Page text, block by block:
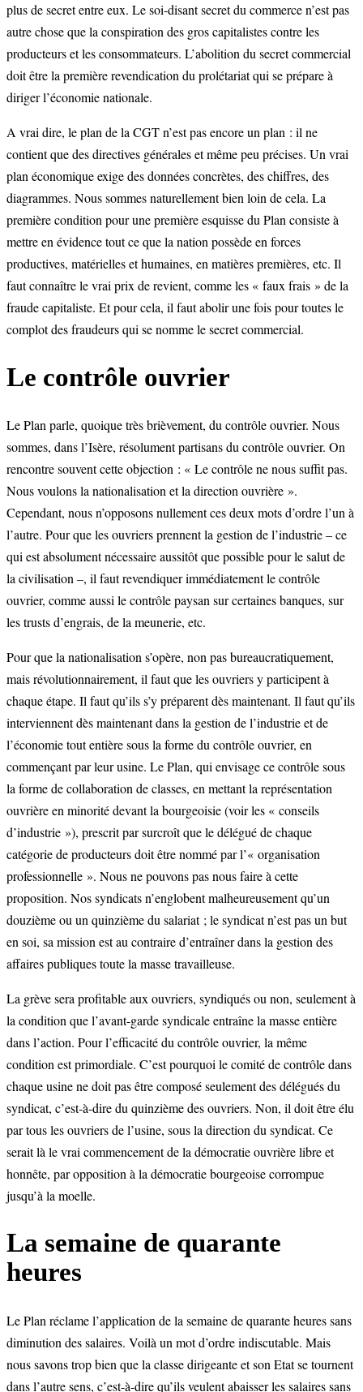
plus de secret entre eux. Le soi-disant secret du commerce n’est pas
autre chose que la conspiration des gros capitalistes contre les
producteurs et les consommateurs. L’abolition du secret commercial
doit être la première revendication du prolétariat qui se prépare à
diriger l’économie nationale.
A vrai dire, le plan de la CGT n’est pas encore un plan : il ne
contient que des directives générales et même peu précises. Un vrai
plan économique exige des données concrètes, des chiffres, des
diagrammes. Nous sommes naturellement bien loin de cela. La
première condition pour une première esquisse du Plan consiste à
mettre en évidence tout ce que la nation possède en forces
productives, matérielles et humaines, en matières premières, etc. Il
faut connaître le vrai prix de revient, comme les « faux frais » de la
fraude capitaliste. Et pour cela, il faut abolir une fois pour toutes le
complot des fraudeurs qui se nomme le secret commercial.
Le contrôle ouvrier
Le Plan parle, quoique très brièvement, du contrôle ouvrier. Nous
sommes, dans l’Isère, résolument partisans du contrôle ouvrier. On
rencontre souvent cette objection : « Le contrôle ne nous suffit pas.
Nous voulons la nationalisation et la direction ouvrière ».
Cependant, nous n’opposons nullement ces deux mots d’ordre l’un à
l’autre. Pour que les ouvriers prennent la gestion de l’industrie – ce
qui est absolument nécessaire aussitôt que possible pour le salut de
la civilisation –, il faut revendiquer immédiatement le contrôle
ouvrier, comme aussi le contrôle paysan sur certaines banques, sur
les trusts d’engrais, de la meunerie, etc.
Pour que la nationalisation s’opère, non pas bureaucratiquement,
mais révolutionnairement, il faut que les ouvriers y participent à
chaque étape. Il faut qu’ils s’y préparent dès maintenant. Il faut qu’ils
interviennent dès maintenant dans la gestion de l’industrie et de
l’économie tout entière sous la forme du contrôle ouvrier, en
commençant par leur usine. Le Plan, qui envisage ce contrôle sous
la forme de collaboration de classes, en mettant la représentation
ouvrière en minorité devant la bourgeoisie (voir les « conseils
d’industrie »), prescrit par surcroît que le délégué de chaque
catégorie de producteurs doit être nommé par l’« organisation
professionnelle ». Nous ne pouvons pas nous faire à cette
proposition. Nos syndicats n’englobent malheureusement qu’un
douzième ou un quinzième du salariat ; le syndicat n’est pas un but
en soi, sa mission est au contraire d’entraîner dans la gestion des
affaires publiques toute la masse travailleuse.
La grève sera profitable aux ouvriers, syndiqués ou non, seulement à
la condition que l’avant-garde syndicale entraîne la masse entière
dans l’action. Pour l’efficacité du contrôle ouvrier, la même
condition est primordiale. C’est pourquoi le comité de contrôle dans
chaque usine ne doit pas être composé seulement des délégués du
syndicat, c’est-à-dire du quinzième des ouvriers. Non, il doit être élu
par tous les ouvriers de l’usine, sous la direction du syndicat. Ce
serait là le vrai commencement de la démocratie ouvrière libre et
honnête, par opposition à la démocratie bourgeoise corrompue
jusqu’à la moelle.
La semaine de quarante
heures
Le Plan réclame l’application de la semaine de quarante heures sans
diminution des salaires. Voilà un mot d’ordre indiscutable. Mais
nous savons trop bien que la classe dirigeante et son Etat se tournent
dans l’autre sens, c’est-à-dire qu’ils veulent abaisser les salaires sans